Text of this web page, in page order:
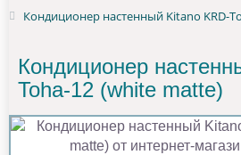
Кондиционер настенный Kitano KRD-
Кондиционер
Toha-12 (white matte)